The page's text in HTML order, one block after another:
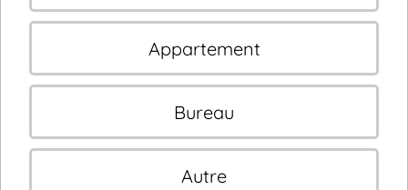
Appartement
Bureau
Autre